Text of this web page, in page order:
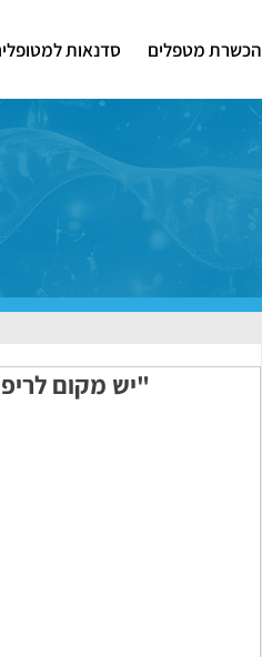
הכשרת מטפלים סדנאות
"יש מקום